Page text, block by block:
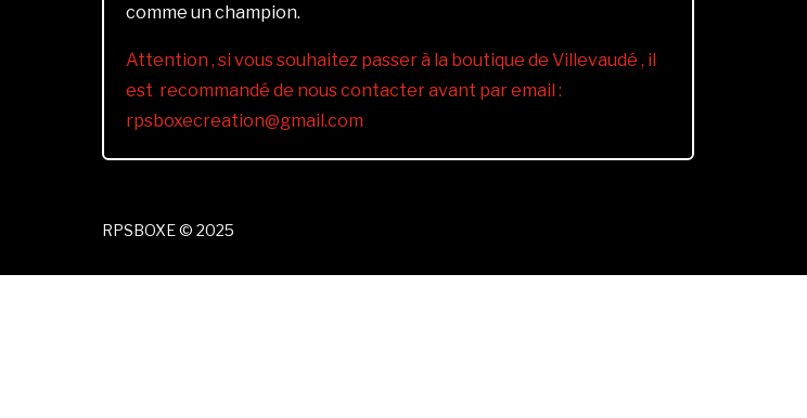
comme un champion.
Attention , si vous souhaitez passer à la boutique de Villevaudé , il
est recommandé de nous contacter avant par email :
rpsboxecreation@gmail.com
RPSBOXE © 2025